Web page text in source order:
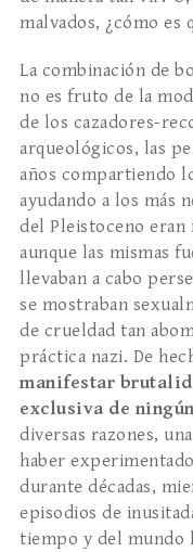
malvados, ¿cómo es
La combinación de
no es fruto de la
de los cazadores-
arqueológicos, las
años compartiendo
ayudando a los más
del Pleistoceno
aunque las mismas
llevaban a cabo
se mostraban
de crueldad tan
práctica nazi. De
manifestar
exclusiva de
diversas razones,
haber
durante décadas,
episodios de
tiempo y del mundo